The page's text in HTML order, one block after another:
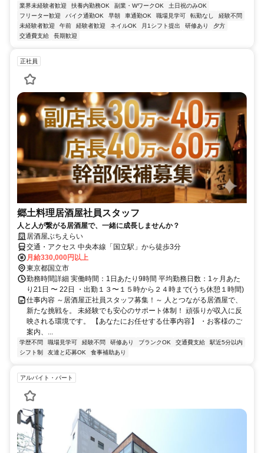
業界未経験者歓迎 扶養内勤務OK 副業・WワークOK
土日祝のみOK
フリーター歓迎
バイク通勤OK 早朝 車通勤OK 職場見学可 転勤なし
経験不問
未経験者歓迎
午前 経験者歓迎 ネイルOK 月1シフト提出 研修あり
夕方
交通費支給
長期歓迎
正社員
郷土料理居酒屋社員スタッフ
人と人が繋がる居酒屋で、一緒に成長しませんか？
居酒屋ぶちえらい
交通・アクセス 中央本線「国立駅」から徒歩3分
月給330,000円以上
東京都国立市
勤務時間詳細 実働時間：1日あたり9時間 平均勤務日数：1ヶ月あた
り21日 〜 22日 ・出勤１３〜１５時から２４時まで(うち休憩１時間)
仕事内容 ～居酒屋正社員スタッフ募集！～ 人とつながる居酒屋で、
新たな挑戦を。 未経験でも安心のサポート体制！ 頑張りが収入に反
映される環境です。 【あなたにお任せする仕事内容】 ・お客様のご
案内、...
学歴不問 職場見学可 経験不問 研修あり ブランクOK 交通費支給
駅近5分以内
シフト制
友達と応募OK 食事補助あり
アルバイト・パート